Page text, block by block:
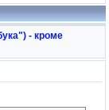
- кроме